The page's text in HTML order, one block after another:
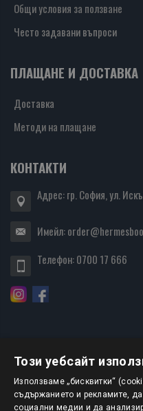
Общи условия за ползване
Често задавани въпроси
ПЛАЩАНЕ И ДОСТАВКА
Доставка
Методи на плащане
КОНТАКТИ
Адрес: гр. София, ул.
Имейл:
Телефон:0700 17 666
БЮЛЕТИН
Този уебсайт
Използваме „бисквитки“
съдържанието и рекламите,
социални медии и да